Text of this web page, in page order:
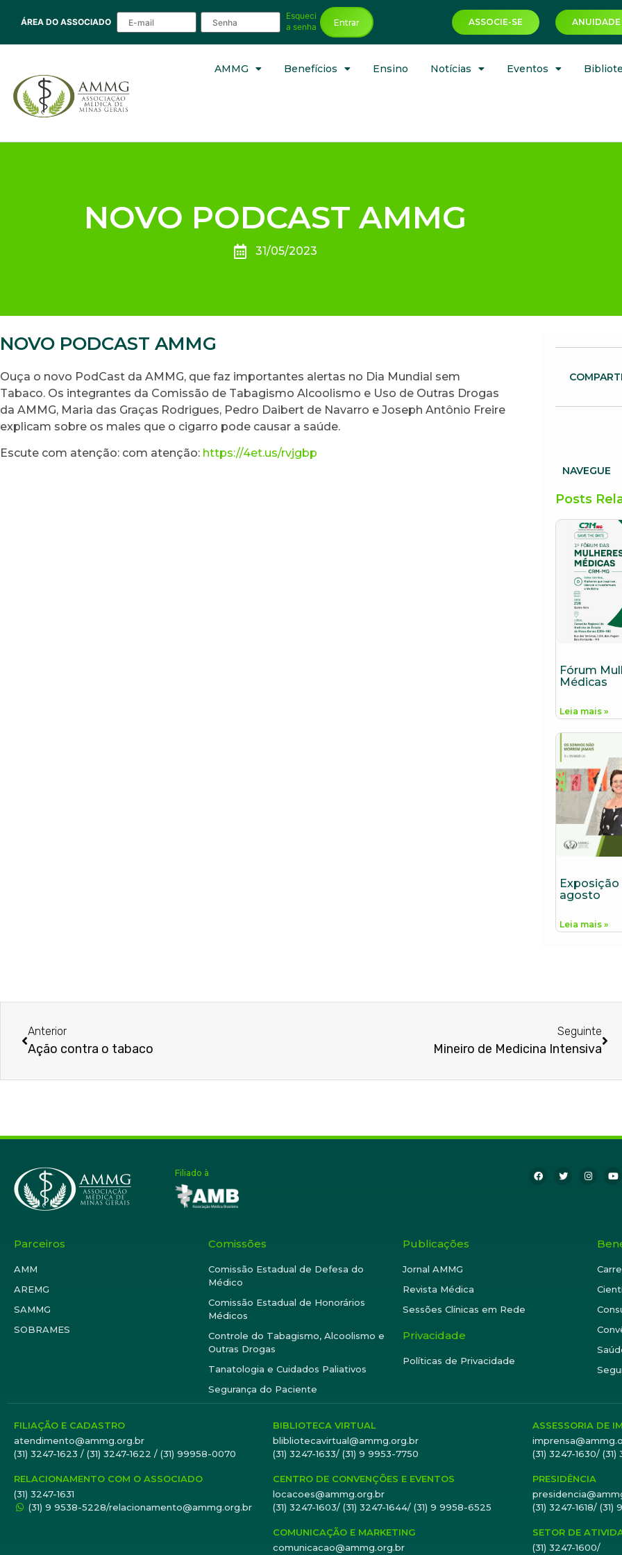
ÁREA DO ASSOCIADO
Esqueci
a senha
Entrar ASSOCIE-SE ANUIDADE
AMMG Benefícios Ensino Notícias Eventos
NOVO PODCAST AMMG
31/05/2023
NOVO PODCAST AMMG
Ouça o novo PodCast da AMMG, que faz importantes alertas no Dia Mundial sem
Tabaco. Os integrantes da Comissão de Tabagismo Alcoolismo e Uso de Outras Drogas
da AMMG, Maria das Graças Rodrigues, Pedro Daibert de Navarro e Joseph Antônio Freire
explicam sobre os males que o cigarro pode causar a saúde.
Escute com atenção: com atenção: https://4et.us/rvjgbp
NAVEGUE
Posts
Fórum
Médicas
Leia mais »
Exposição
agosto
Leia mais »
Anterior
Ação contra o tabaco
Seguinte
Mineiro de Medicina Intensiva
Filiado à
Parceiros
AMM
AREMG
SAMMG
SOBRAMES
Comissões
Comissão Estadual de Defesa do
Médico
Comissão Estadual de Honorários
Médicos
Controle do Tabagismo, Alcoolismo e
Outras Drogas
Tanatologia e Cuidados Paliativos
Segurança do Paciente
Publicações
Jornal AMMG
Revista Médica
Sessões Clínicas em Rede
Privacidade
Políticas de Privacidade
FILIAÇÃO E CADASTRO
atendimento@ammg.org.br
(31) 3247-1623 / (31) 3247-1622 / (31) 99958-0070
RELACIONAMENTO COM O ASSOCIADO
(31) 3247-1631
(31) 9 9538-5228/relacionamento@ammg.org.br
BIBLIOTECA VIRTUAL
blibliotecavirtual@ammg.org.br
(31) 3247-1633/ (31) 9 9953-7750
CENTRO DE CONVENÇÕES E EVENTOS
locacoes@ammg.org.br
(31) 3247-1603/ (31) 3247-1644/ (31) 9 9958-6525
COMUNICAÇÃO E MARKETING
comunicacao@ammg.org.br
ASSESSORIA DE
(31) 3247-1630/ (31)
PRESIDÊNCIA
(31) 3247-1618/
SETOR DE
(31) 3247-1600/